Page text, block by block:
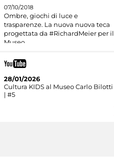
07/10/2018
Ombre, giochi di luce e
trasparenze. La nuova nuova teca
progettata da #RichardMeier per il
Museo
28/01/2026
Cultura KIDS al Museo Carlo Bilotti
| #5